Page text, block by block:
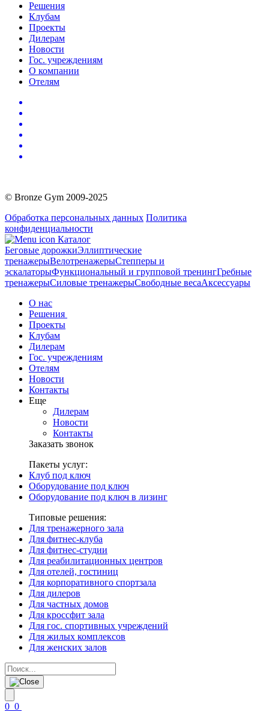
Решения
Клубам
Проекты
Дилерам
Новости
Гос. учреждениям
О компании
Отелям
© Bronze Gym 2009-2025
Обработка персональных данных Политика
конфиденциальности
Каталог
Беговые дорожкиЭллиптические
тренажерыВелотренажерыСтепперы и
эскалаторыФункциональный и групповой тренингГребные
тренажерыСиловые тренажерыСвободные весаАксессуары
О нас
Решения
Проекты
Клубам
Дилерам
Гос. учреждениям
Отелям
Новости
Контакты
Еще
Дилерам
Новости
Контакты
Заказать звонок
Пакеты услуг:
Клуб под ключ
Оборудование под ключ
Оборудование под ключ в лизинг
Типовые решения:
Для тренажерного зала
Для фитнес-клуба
Для фитнес-студии
Для реабилитационных центров
Для отелей, гостиниц
Для корпоративного спортзала
Для дилеров
Для частных домов
Для кроссфит зала
Для гос. спортивных учреждений
Для жилых комплексов
Для женских залов
0 0